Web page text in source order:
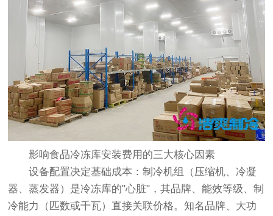
影响食品冷冻库安装费用的三大核心因素
设备配置决定基础成本：制冷机组（压缩机、冷凝
器、蒸发器）是冷冻库的"心脏"，其品牌、能效等级、制
冷能力（匹数或千瓦）直接关联价格。知名品牌、大功